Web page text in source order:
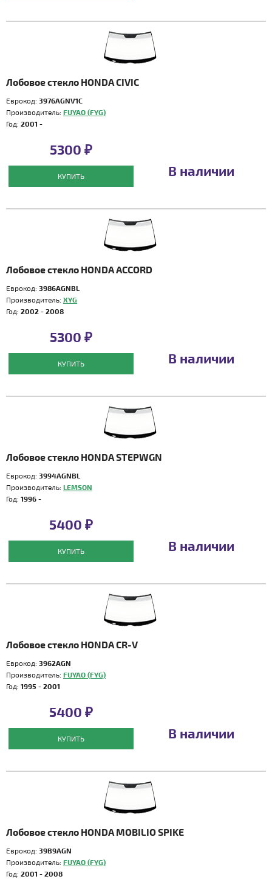
Лобовое стекло HONDA CIVIC
Еврокод: 3976AGNV1C
Производитель: FUYAO (FYG)
Год: 2001 -
5300 ₽
КУПИТЬ В наличии
Лобовое стекло HONDA ACCORD
Еврокод: 3986AGNBL
Производитель: XYG
Год: 2002 - 2008
5300 ₽
КУПИТЬ В наличии
Лобовое стекло HONDA STEPWGN
Еврокод: 3994AGNBL
Производитель: LEMSON
Год: 1996 -
5400 ₽
КУПИТЬ В наличии
Лобовое стекло HONDA CR-V
Еврокод: 3962AGN
Производитель: FUYAO (FYG)
Год: 1995 - 2001
5400 ₽
КУПИТЬ В наличии
Лобовое стекло HONDA MOBILIO SPIKE
Еврокод: 39B9AGN
Производитель: FUYAO (FYG)
Год: 2001 - 2008